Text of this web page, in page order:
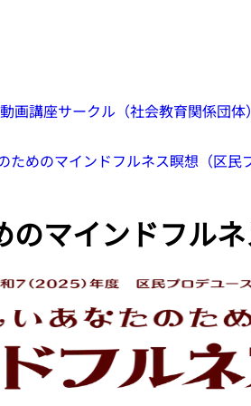
動画講座サークル（社会教育関係団体）
ためのマインドフルネス瞑想（区民
のマインドフル